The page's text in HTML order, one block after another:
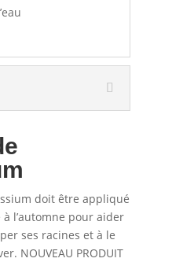
doit être appliqué
l’automne pour aider
ses racines et à le
NOUVEAU PRODUIT